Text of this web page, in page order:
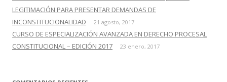
LEGITIMACIÓN PARA PRESENTAR DEMANDAS DE
INCONSTITUCIONALIDAD
21 agosto, 2017
CURSO DE ESPECIALIZACIÓN AVANZADA EN DERECHO PROCESAL
CONSTITUCIONAL – EDICIÓN 2017
23 enero, 2017